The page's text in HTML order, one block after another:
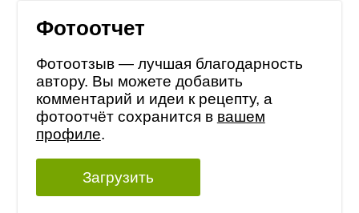
Фотоотчет
Фотоотзыв — лучшая благодарность
автору. Вы можете добавить
комментарий и идеи к рецепту, а
фотоотчёт сохранится в вашем
профиле.
Загрузить